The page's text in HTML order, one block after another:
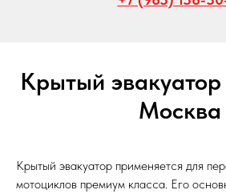
Крытый
Москва
Крытый эвакуатор применяется для
мотоциклов премиум класса. Его